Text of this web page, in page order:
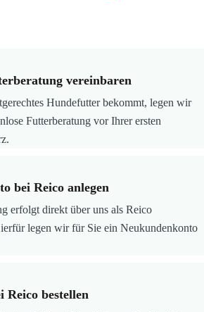
vereinbaren
Hundefutter bekommt, legen wir
Futterberatung vor Ihrer ersten
bei Reico anlegen
erfolgt direkt über uns als Reico
legen wir für Sie ein Neukundenkonto
Reico bestellen